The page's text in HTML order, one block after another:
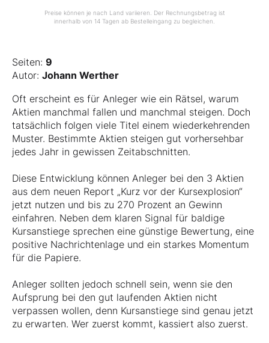
Preise können je nach Land variieren. Der Rechnungsbetrag ist
innerhalb von 14 Tagen ab Bestelleingang zu begleichen.
Seiten: 9
Autor: Johann Werther
Oft erscheint es für Anleger wie ein Rätsel, warum
Aktien manchmal fallen und manchmal steigen. Doch
tatsächlich folgen viele Titel einem wiederkehrenden
Muster. Bestimmte Aktien steigen gut vorhersehbar
jedes Jahr in gewissen Zeitabschnitten.
Diese Entwicklung können Anleger bei den 3 Aktien
aus dem neuen Report „Kurz vor der Kursexplosion“
jetzt nutzen und bis zu 270 Prozent an Gewinn
einfahren. Neben dem klaren Signal für baldige
Kursanstiege sprechen eine günstige Bewertung, eine
positive Nachrichtenlage und ein starkes Momentum
für die Papiere.
Anleger sollten jedoch schnell sein, wenn sie den
Aufsprung bei den gut laufenden Aktien nicht
verpassen wollen, denn Kursanstiege sind genau jetzt
zu erwarten. Wer zuerst kommt, kassiert also zuerst.